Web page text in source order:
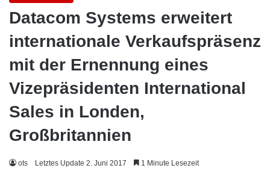
Datacom Systems erweitert
internationale Verkaufspräsenz
mit der Ernennung eines
Vizepräsidenten International
Sales in Londen,
Großbritannien
ots Letztes Update 2. Juni 2017 1 Minute Lesezeit